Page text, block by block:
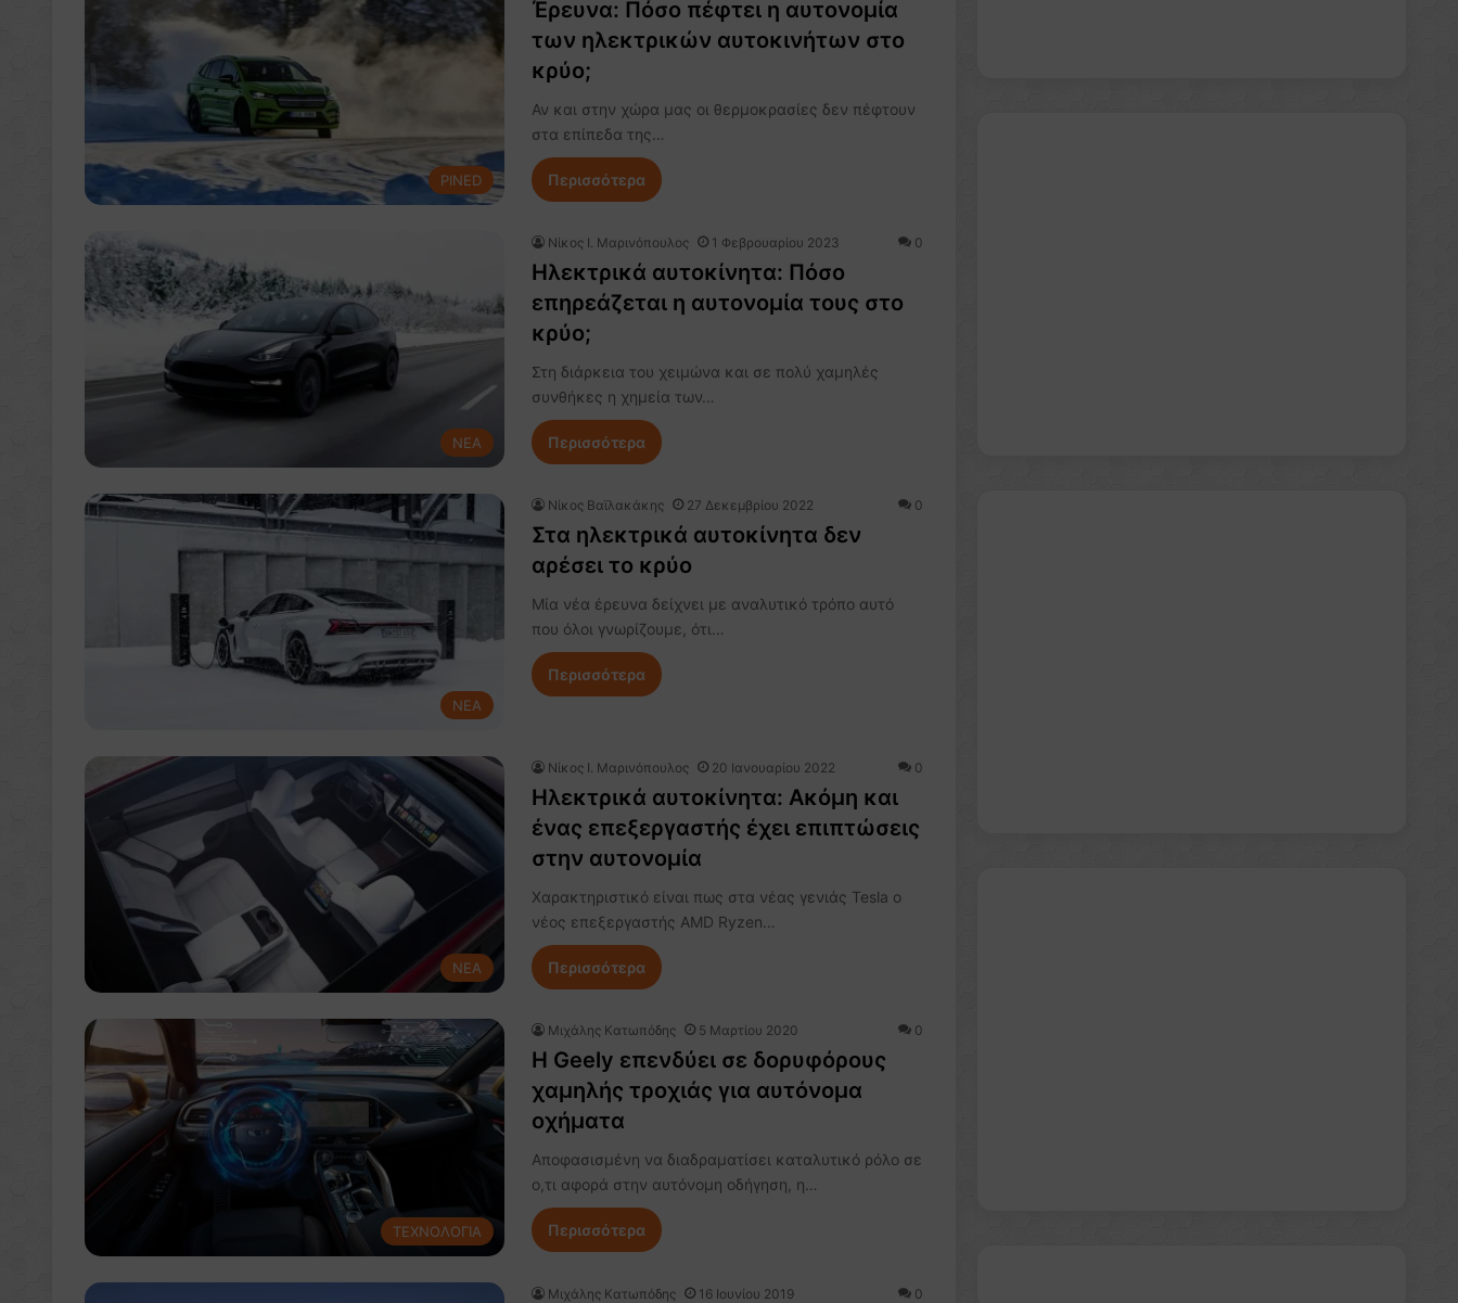
PINED
Έρευνα: Πόσο πέφτει η αυτονομία
των ηλεκτρικών αυτοκινήτων στο
κρύο;
Αν και στην χώρα μας οι θερμοκρασίες δεν πέφτουν
στα επίπεδα της…
Περισσότερα
NEA
Nίκος Ι. Mαρινόπουλος 1 Φεβρουαρίου 2023 0
Ηλεκτρικά αυτοκίνητα: Πόσο
επηρεάζεται η αυτονομία τους στο
κρύο;
Στη διάρκεια του χειμώνα και σε πολύ χαμηλές
συνθήκες η χημεία των…
Περισσότερα
NEA
Νίκος Βαϊλακάκης 27 Δεκεμβρίου 2022 0
Στα ηλεκτρικά αυτοκίνητα δεν
αρέσει το κρύο
Μία νέα έρευνα δείχνει με αναλυτικό τρόπο αυτό
που όλοι γνωρίζουμε, ότι…
Περισσότερα
NEA
Nίκος Ι. Mαρινόπουλος 20 Ιανουαρίου 2022 0
Ηλεκτρικά αυτοκίνητα: Ακόμη και
ένας επεξεργαστής έχει επιπτώσεις
στην αυτονομία
Χαρακτηριστικό είναι πως στα νέας γενιάς Tesla o
νέος επεξεργαστής AMD Ryzen…
Περισσότερα
ΤΕΧΝΟΛΟΓΙΑ
Μιχάλης Κατωπόδης 5 Μαρτίου 2020 0
H Geely επενδύει σε δορυφόρους
χαμηλής τροχιάς για αυτόνομα
οχήματα
Αποφασισμένη να διαδραματίσει καταλυτικό ρόλο σε
ο,τι αφορά στην αυτόνομη οδήγηση, η…
Περισσότερα
Μιχάλης Κατωπόδης 16 Ιουνίου 2019 0